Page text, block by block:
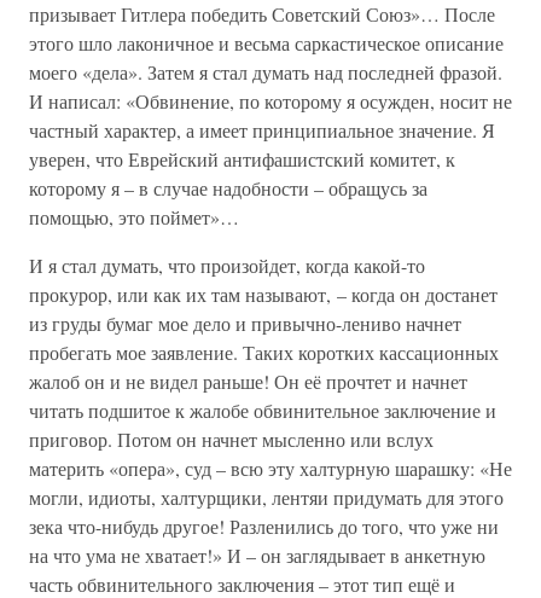
призывает Гитлера победить Советский Союз»… После
этого шло лаконичное и весьма саркастическое описание
моего «дела». Затем я стал думать над последней фразой.
И написал: «Обвинение, по которому я осужден, носит не
частный характер, а имеет принципиальное значение. Я
уверен, что Еврейский антифашистский комитет, к
которому я – в случае надобности – обращусь за
помощью, это поймет»…
И я стал думать, что произойдет, когда какой-то
прокурор, или как их там называют, – когда он достанет
из груды бумаг мое дело и привычно-лениво начнет
пробегать мое заявление. Таких коротких кассационных
жалоб он и не видел раньше! Он её прочтет и начнет
читать подшитое к жалобе обвинительное заключение и
приговор. Потом он начнет мысленно или вслух
материть «опера», суд – всю эту халтурную шарашку: «Не
могли, идиоты, халтурщики, лентяи придумать для этого
зека что-нибудь другое! Разленились до того, что уже ни
на что ума не хватает!» И – он заглядывает в анкетную
часть обвинительного заключения – этот тип ещё и